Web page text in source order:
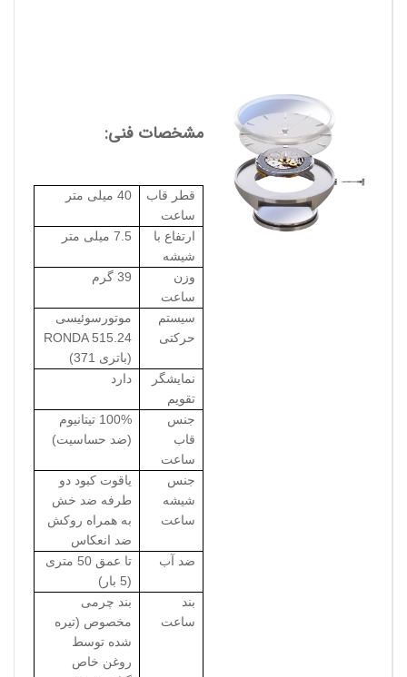
مشخصات فنی:
قطر قاب
ساعت
40 میلی متر
ارتفاع با
شیشه
7.5 میلی متر
وزن
ساعت
39 گرم
سیستم
حرکتی
موتورسوئیسی
RONDA 515.24
(باتری 371)
نمایشگر
تقویم
دارد
جنس
قاب
ساعت
100% تیتانیوم
(ضد حساسیت)
جنس
شیشه
ساعت
یاقوت کبود دو
طرفه ضد خش
به همراه روکش
ضد انعکاس
ضد آب
تا عمق 50 متری
(5 بار)
بند
ساعت
بند چرمی
مخصوص (تیره
شده توسط
روغن خاص